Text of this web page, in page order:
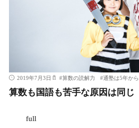
2019年7月3日 #算数の読解力 #通塾は5年から
算数も国語も苦手な原因は同じ
full